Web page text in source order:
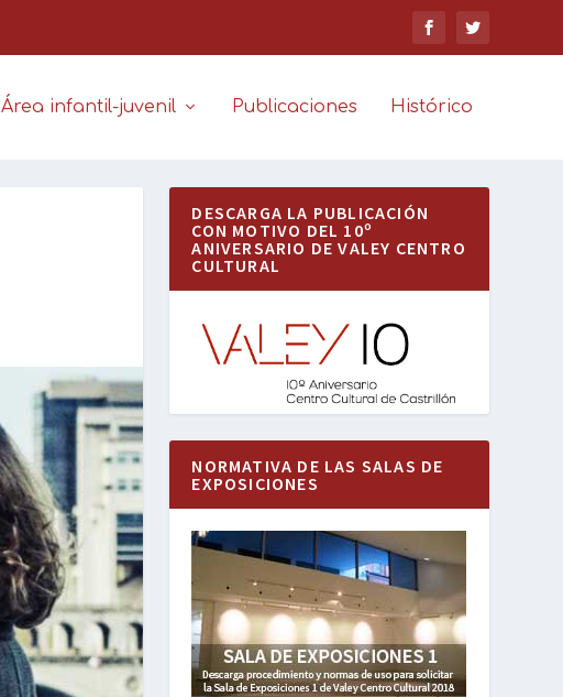
Área infantil-juvenil Publicaciones Histórico
DESCARGA LA PUBLICACIÓN
CON MOTIVO DEL 10º
ANIVERSARIO DE VALEY CENTRO
CULTURAL
NORMATIVA DE LAS SALAS DE
EXPOSICIONES